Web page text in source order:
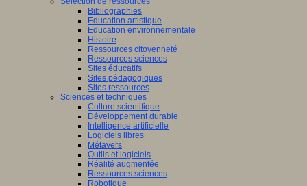
Bibliographies
Education artistique
Education environnementale
Histoire
Ressources citoyenneté
Ressources sciences
Sites éducatifs
Sites pédagogiques
Sites ressources
Sciences et techniques
Culture scientifique
Développement durable
Intelligence artificielle
Logiciels libres
Métavers
Outils et logiciels
Réalité augmentée
Ressources sciences
Robotique